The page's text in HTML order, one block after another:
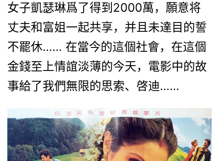
女子凱瑟琳爲了得到2000萬，願意将
丈夫和富姐一起共享，并且未達目的誓
不罷休…… 在當今的這個社會，在這個
金錢至上情誼淡薄的今天，電影中的故
事給了我們無限的思索、啓迪……